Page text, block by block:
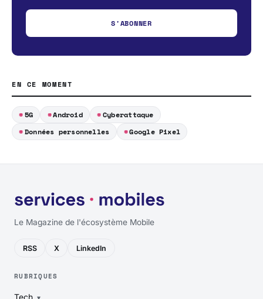
S'ABONNER
EN CE MOMENT
5G Android
Cyberattaque
Données personnelles
Google Pixel
Le Magazine de l'écosystème Mobile
RSS X LinkedIn
RUBRIQUES
Tech